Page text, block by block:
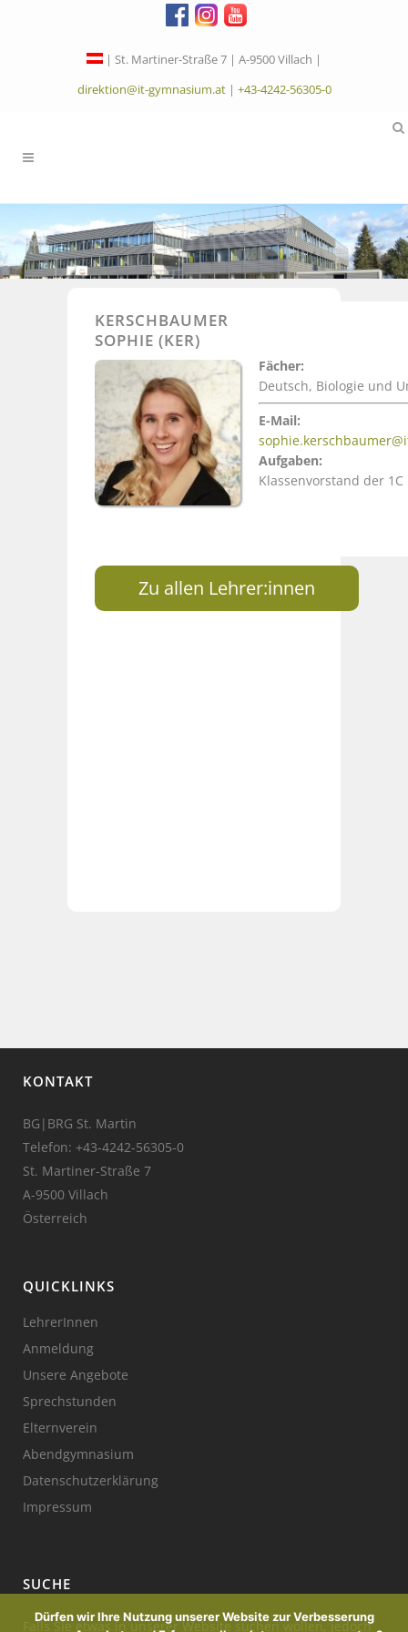
| St. Martiner-Straße 7 | A-9500 Villach |
direktion@it-gymnasium.at| +43-4242-56305-0
KERSCHBAUMER
SOPHIE (KER)
Fächer:
Deutsch, Biologie und
E-Mail:
Aufgaben:
Klassenvorstand der 1C
Zu allen Lehrer:innen
KONTAKT
BG|BRG St. Martin
Telefon: +43-4242-56305-0
St. Martiner-Straße 7
A-9500 Villach
Österreich
QUICKLINKS
LehrerInnen
Anmeldung
Unsere Angebote
Sprechstunden
Elternverein
Abendgymnasium
Datenschutzerklärung
Impressum
SUCHE
Falls Sie etwas in unserer Website suchen wollen, jedoch
Dürfen wir Ihre Nutzung unserer Website zur Verbesserung